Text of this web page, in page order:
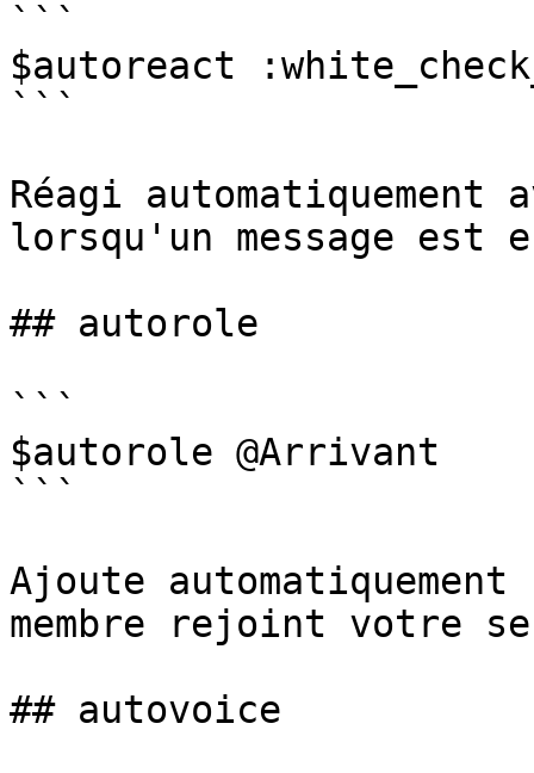
```
$autoreact
```
Réagi
lorsqu'un message est
## autorole
```
$autorole @Arrivant
```
Ajoute
membre rejoint votre
## autovoice